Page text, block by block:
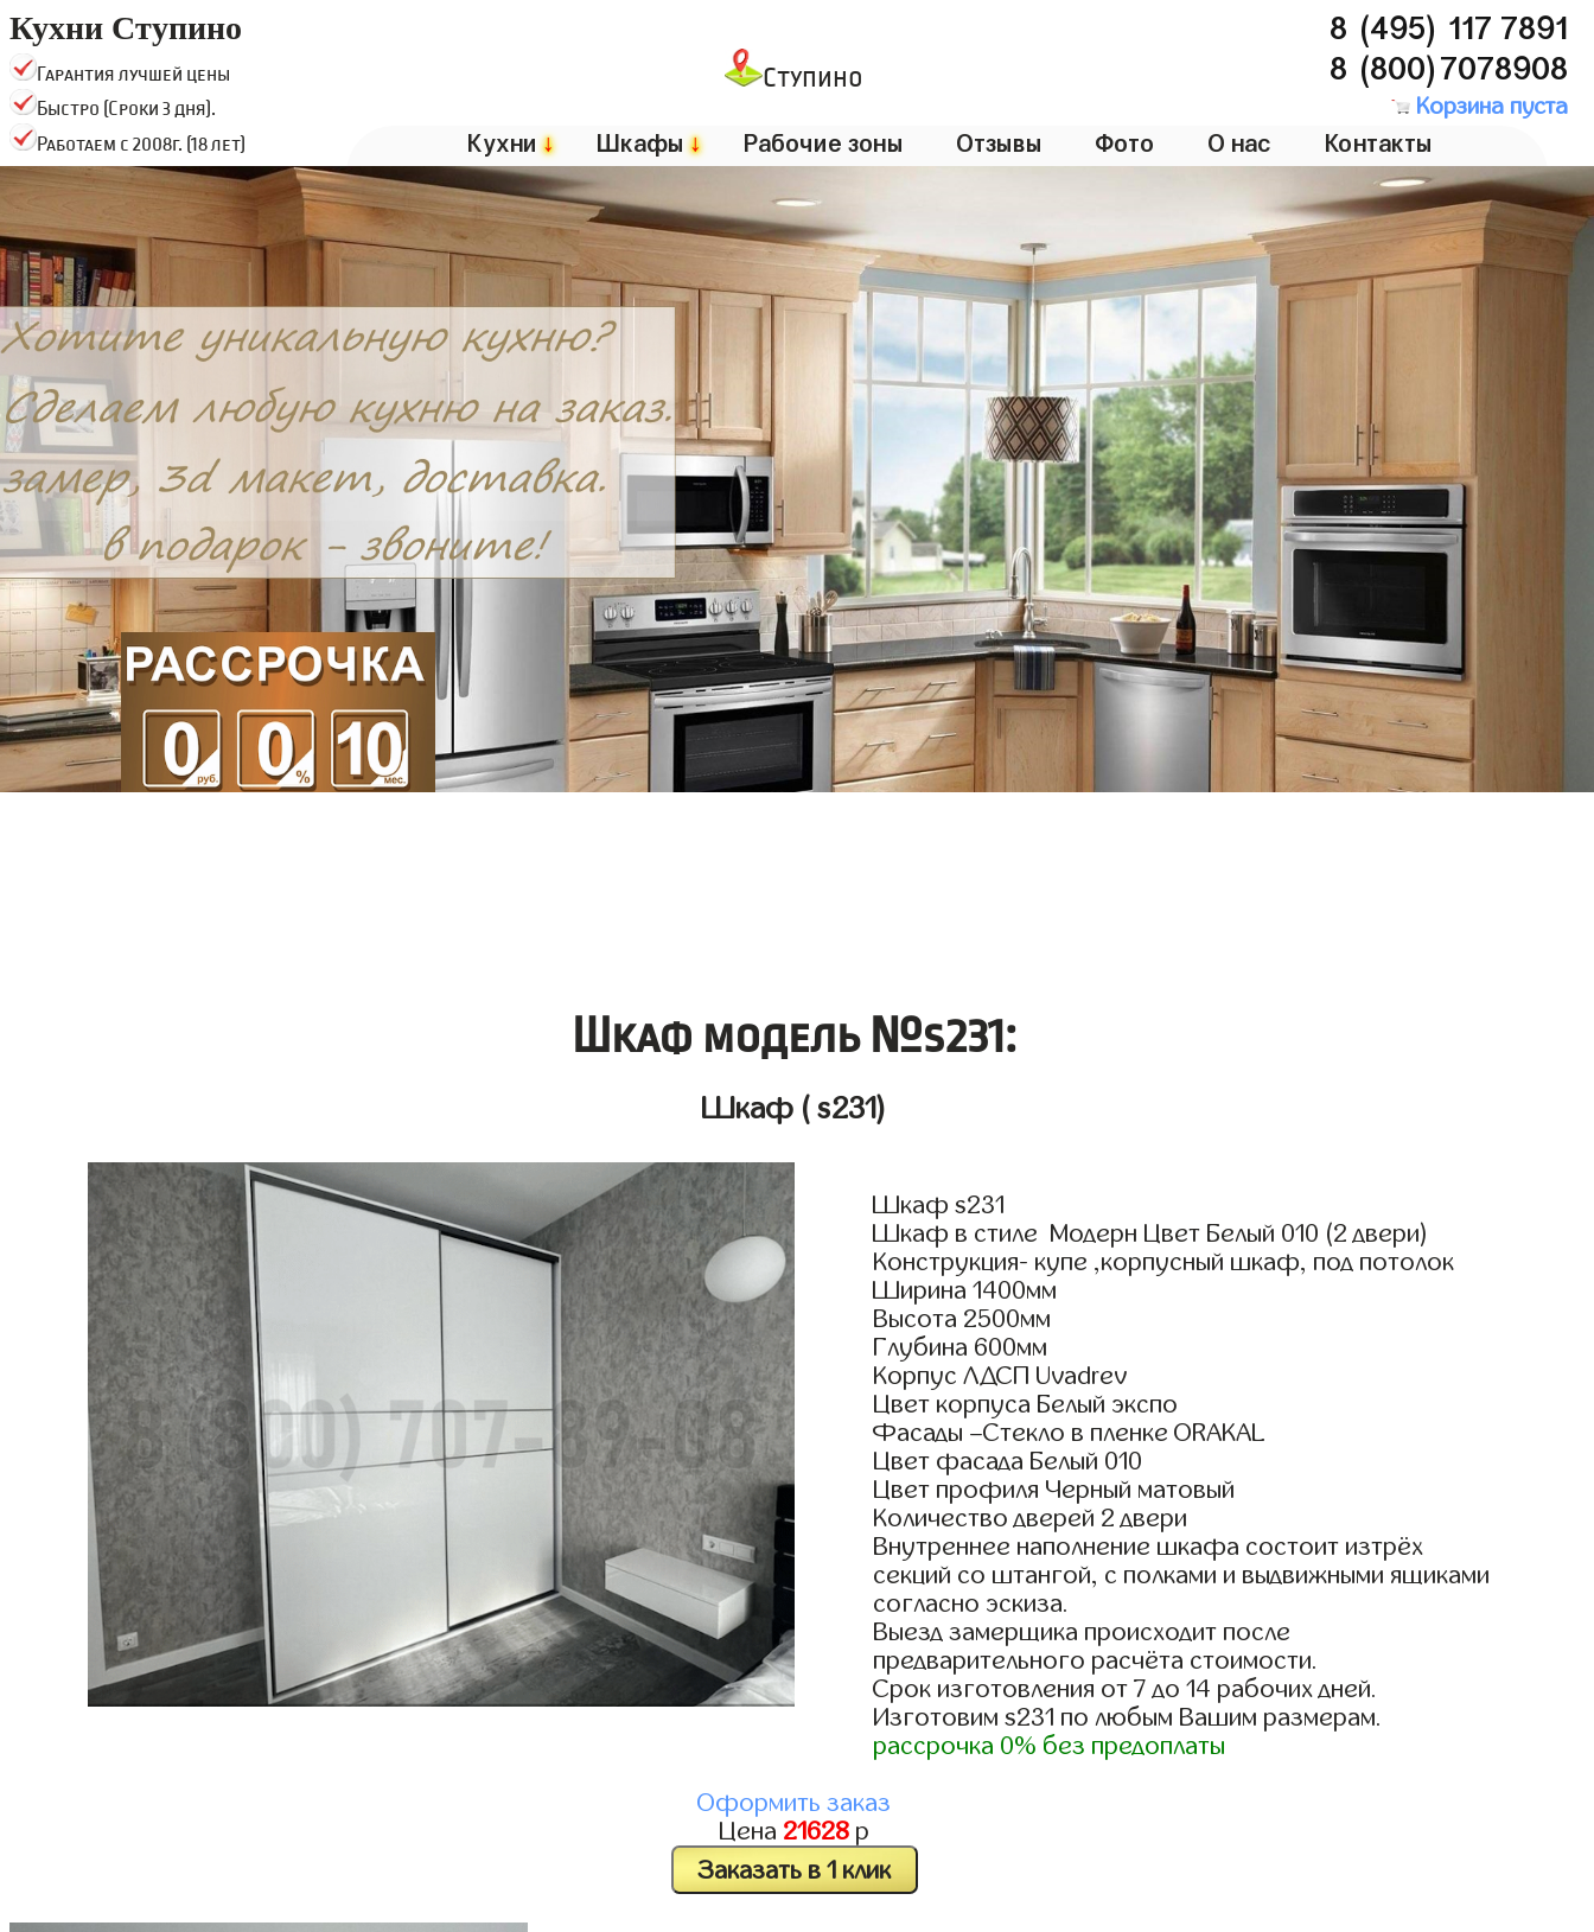
Кухни Ступино
Гарантия лучшей цены
Быстро (Сроки 3 дня).
Работаем с 2008г. (18 лет)
Ступино
8 (495) 117 7891
8 (800)7078908
Корзина пуста
Кухни↓ Шкафы↓ Рабочие зоны Отзывы Фото О нас Контакты
Шкаф модель №s231:
Шкаф ( s231)
Шкаф s231
Шкаф в стиле Модерн Цвет Белый 010 (2 двери)
Конструкция- купе ,корпусный шкаф, под потолок
Ширина 1400мм
Высота 2500мм
Глубина 600мм
Корпус ЛДСП Uvadrev
Цвет корпуса Белый экспо
Фасады –Стекло в пленке ORAKAL
Цвет фасада Белый 010
Цвет профиля Черный матовый
Количество дверей 2 двери
Внутреннее наполнение шкафа состоит изтрёх
секций со штангой, с полками и выдвижными ящиками
согласно эскиза.
Выезд замерщика происходит после
предварительного расчёта стоимости.
Срок изготовления от 7 до 14 рабочих дней.
Изготовим s231 по любым Вашим размерам.
рассрочка 0% без предоплаты
Оформить заказ
Цена 21628 р
Заказать в 1 клик